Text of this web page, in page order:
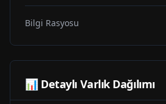
Bilgi Rasyosu
📊 Detaylı Varlık Dağılımı